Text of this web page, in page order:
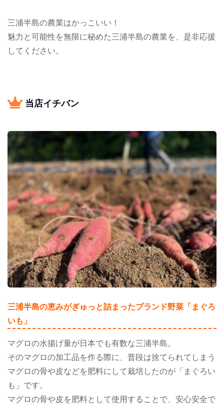
三浦半島の農業はかっこいい！
魅力と可能性を無限に秘めた三浦半島の農業を、是非応援
してください。
当店イチバン
三浦半島の恵みがぎゅっと詰まったブランド野菜「まぐろ
いも」
マグロの水揚げ量が日本でも有数な三浦半島。
そのマグロの加工品を作る際に、普段は捨てられてしまう
マグロの骨や皮などを肥料にして栽培したのが「まぐろい
も」です。
マグロの骨や皮を肥料として使用することで、安心安全で